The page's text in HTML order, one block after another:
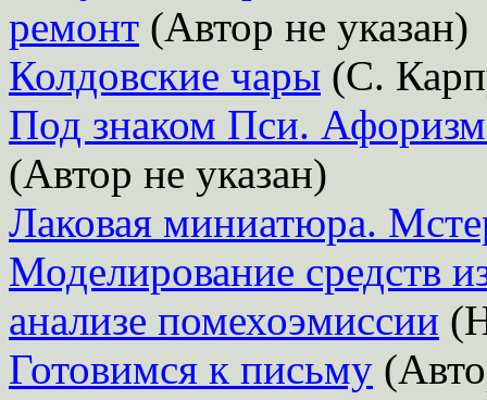
ремонт (Автор не указан)
Колдовские чары (С.
Под знаком Пси.
(Автор не указан)
Лаковая миниатюра.
Моделирование средств
анализе помехоэмиссии
Готовимся к письму